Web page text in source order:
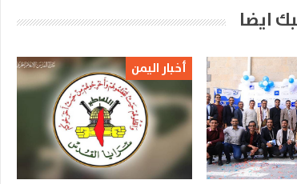
ايضا
أخبار اليمن